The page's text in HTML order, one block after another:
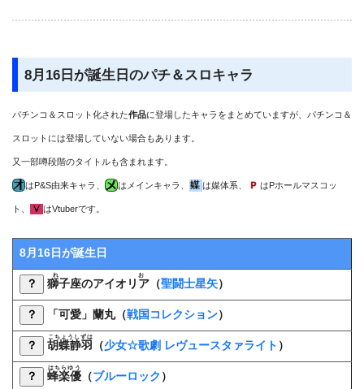
8月16日が誕生日のパチ＆スロキャラ
パチンコ＆スロット化された作品に登場したキャラをまとめていますが、パチンコ＆
スロットには登場していない場合もあります。
又一部噂段階のタイトルも含まれます。
はP&S由来キャラ、 はメインキャラ、 は媒体系、 はPホールマスコッ
ト、 はVtuberです。
8月16日が誕生日
？ 獅子座のアイオリア
れお
（聖闘士星矢）
？ 「可愛」蘭丸（戦国コレクション）
？ 胡蝶静羽
こちょうしずは
（少女☆歌劇 レヴュースタァライト ）
？ 蜂楽優
はちらゆう
（ブルーロック ）